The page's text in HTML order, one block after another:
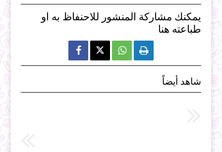
يمكنك مشاركة المنشور للاحنفاظ به او
طباعته هنا
  
شاهد أيضاً